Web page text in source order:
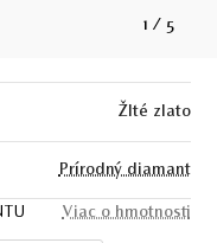
1 / 5
Žlté zlato
Prírodný diamant
Viac o hmotnosti